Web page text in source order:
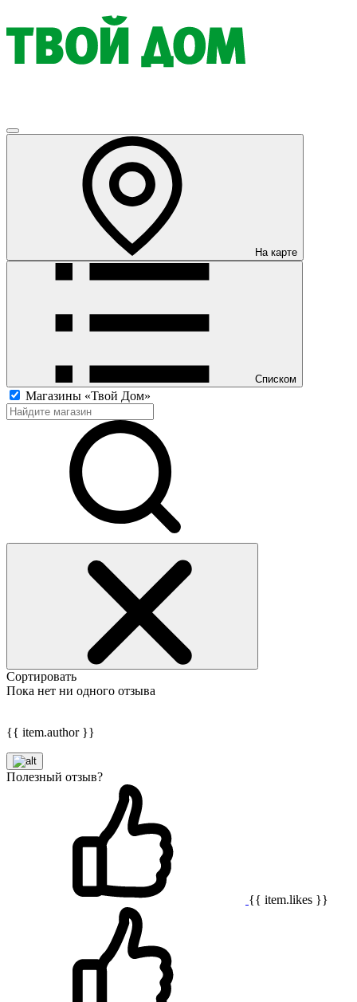
На карте
Списком
Магазины «Твой Дом»
Сортировать
Пока нет ни одного отзыва
{{ item.author }}
Полезный отзыв?
{{ item.likes }}